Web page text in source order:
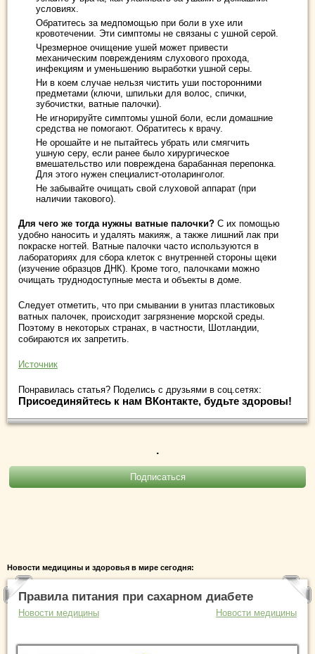
условиях.
Обратитесь за медпомощью при боли в ухе или
кровотечении. Эти симптомы не связаны с ушной серой.
Чрезмерное очищение ушей может привести
механическим повреждениям слухового прохода,
инфекциям и уменьшению выработки ушной серы.
Ни в коем случае нельзя чистить уши посторонними
предметами (ключи, шпильки для волос, спички,
зубочистки, ватные палочки).
Не игнорируйте симптомы ушной боли, если домашние
средства не помогают. Обратитесь к врачу.
Не орошайте и не пытайтесь убрать или смягчить
ушную серу, если ранее было хирургическое
вмешательство или повреждена барабанная перепонка.
Для этого нужен специалист-отоларинголог.
Не забывайте очищать свой слуховой аппарат (при
наличии такового).
Для чего же тогда нужны ватные палочки? С их помощью
удобно наносить и удалять макияж, а также лишний лак при
покраске ногтей. Ватные палочки часто используются в
лабораториях для сбора клеток с внутренней стороны щеки
(изучение образцов ДНК). Кроме того, палочками можно
очищать труднодоступные места и объекты в доме.
Следует отметить, что при смывании в унитаз пластиковых
ватных палочек, происходит загрязнение морской среды.
Поэтому в некоторых странах, в частности, Шотландии,
собираются их запретить.
Источник
Понравилась статья? Поделись с друзьями в соц.сетях:
Присоединяйтесь к нам ВКонтакте, будьте здоровы!
.
Новости медицины и здоровья в мире сегодня:
Правила питания при сахарном диабете
Новости медицины Новости медицины